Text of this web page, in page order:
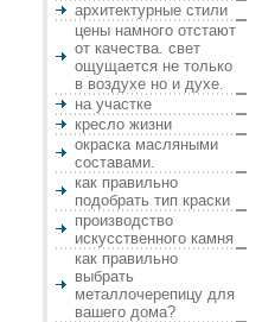
архитектурные стили
цены намного отстают
от качества. свет
ощущается не только
в воздухе но и духе.
на участке
кресло жизни
окраска масляными
составами.
как правильно
подобрать тип краски
производство
искусственного камня
как правильно
выбрать
металлочерепицу для
вашего дома?